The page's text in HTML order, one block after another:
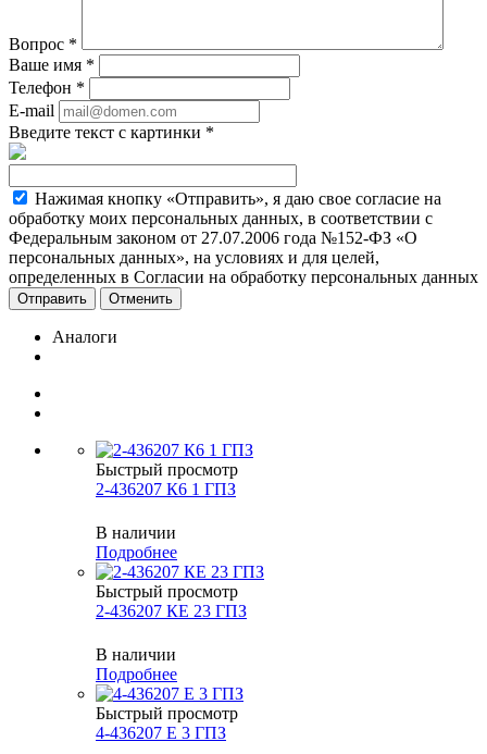
Вопрос *
Ваше имя *
Телефон *
E-mail
Введите текст с картинки *
Нажимая кнопку «Отправить», я даю свое согласие на
обработку моих персональных данных, в соответствии с
Федеральным законом от 27.07.2006 года №152-ФЗ «О
персональных данных», на условиях и для целей,
определенных в Согласии на обработку персональных данных
Отменить
Аналоги
Быстрый просмотр
2-436207 К6 1 ГПЗ
В наличии
Подробнее
Быстрый просмотр
2-436207 КЕ 23 ГПЗ
В наличии
Подробнее
Быстрый просмотр
4-436207 Е 3 ГПЗ